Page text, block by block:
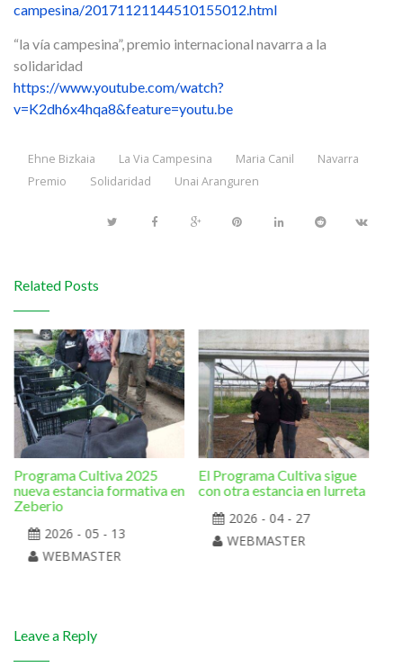
campesina/20171121144510155012.html
“la vía campesina”, premio internacional navarra a la
solidaridad
https://www.youtube.com/watch?
v=K2dh6x4hqa8&feature=youtu.be
Ehne Bizkaia La Via Campesina Maria Canil
Navarra
Premio
Solidaridad Unai Aranguren
Related Posts
Programa Cultiva 2025
nueva estancia formativa en
Zeberio
2026 - 05 - 13
WEBMASTER
El Programa Cultiva sigue
con otra estancia en Iurreta
2026 - 04 - 27
WEBMASTER
Leave a Reply